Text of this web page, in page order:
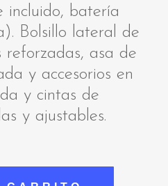
incluido, batería
Bolsillo lateral de
reforzadas, asa de
y accesorios en
y cintas de
y ajustables.